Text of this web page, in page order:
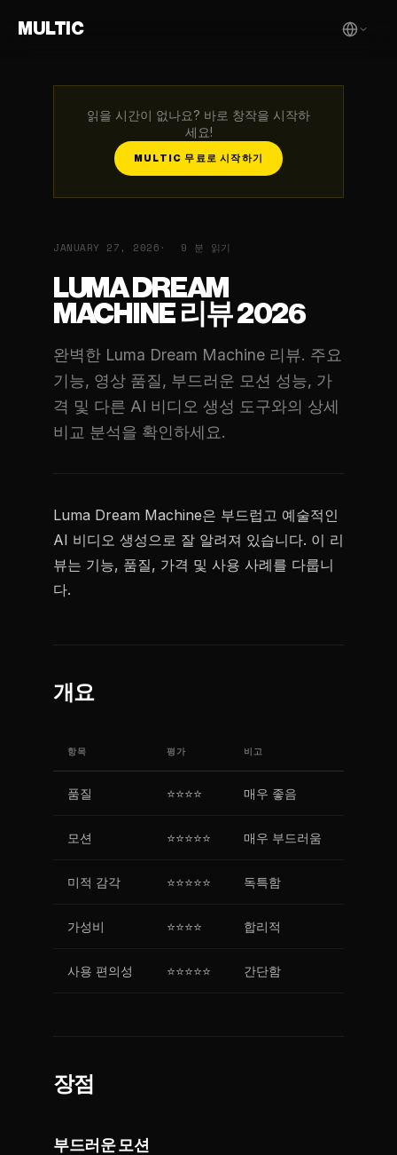
MULTIC
읽을 시간이 없나요? 바로 창작을 시작하
세요!
MULTIC 무료로 시작하기
JANUARY 27, 2026 9 분 읽기
LUMA DREAM
MACHINE 리뷰 2026
완벽한 Luma Dream Machine 리뷰. 주요
기능, 영상 품질, 부드러운 모션 성능, 가
격 및 다른 AI 비디오 생성 도구와의 상세
비교 분석을 확인하세요.
Luma Dream Machine은 부드럽고 예술적인
AI 비디오 생성으로 잘 알려져 있습니다. 이 리
뷰는 기능, 품질, 가격 및 사용 사례를 다룹니
다.
개요
항목 평가 비고
품질 ⭐⭐⭐⭐ 매우 좋음
모션 ⭐⭐⭐⭐⭐ 매우 부드러움
미적 감각 ⭐⭐⭐⭐⭐ 독특함
가성비 ⭐⭐⭐⭐ 합리적
사용 편의성 ⭐⭐⭐⭐⭐ 간단함
장점
부드러운 모션